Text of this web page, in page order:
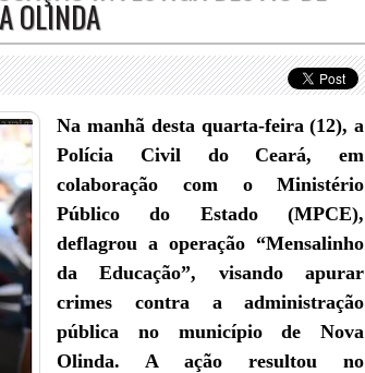
OLINDA
Na manhã desta quarta-feira (12), a
Polícia Civil do Ceará, em
colaboração com o Ministério
Público do Estado (MPCE),
deflagrou a operação “Mensalinho
da Educação”, visando apurar
crimes contra a administração
pública no município de Nova
Olinda. A ação resultou no